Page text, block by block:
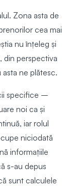
Zona asta de
cea mai
nu înțeleg și
din perspectiva
ne plătesc.
specifice –
noi ca și
iar rolul
niciodată
informațiile
s-au depus
sunt calculele